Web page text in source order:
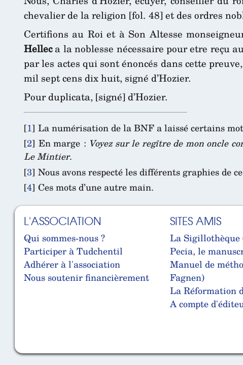
chevalier de la religion [fol. 48] et des ordres
Certifions au Roi et à Son Altesse
Helleca la noblesse nécessaire pour etre reçu
par les actes qui sont énoncés dans cette
mil sept cens dix huit, signé d’Hozier.
Pour duplicata, [signé] d’Hozier.
[1] La numérisation de la BNF a laissé certains
[2] En marge : Voyez sur le regître de mon oncle
Le Mintier.
[3] Nous avons respecté les différents graphies de
[4] Ces mots d’une autre main.
L'ASSOCIATION
Qui sommes-nous ?
Participer à Tudchentil
Adhérer à l'association
Nous soutenir financièrement
SITES AMIS
La Sigillothèque
Pecia, le
Manuel de
Fagnen)
La Réformation
A compte